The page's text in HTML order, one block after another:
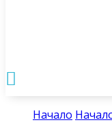

Начало